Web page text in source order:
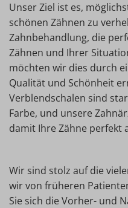
Unser Ziel ist es,
schönen Zähnen zu
Zahnbehandlung, die
Zähnen und Ihrer
möchten wir dies durch
Qualität und Schönheit
Verblendschalen sind
Farbe, und unsere
damit Ihre Zähne perfekt
Wir sind stolz auf die
wir von früheren
Sie sich die Vorher- und